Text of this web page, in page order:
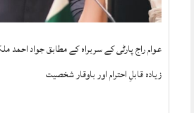
عوام راج پارٹی کے سربراہ کے مطابق جواد
زیادہ قابلِ احترام اور باوقار شخصیت